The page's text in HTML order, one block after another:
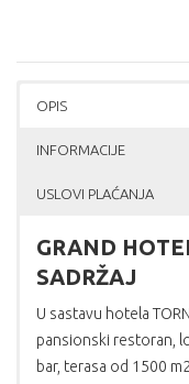
OPIS
INFORMACIJE
USLOVI PLAĆANJA
GRAND
SADRŽAJ
U sastavu hotela
pansionski restoran,
bar, terasa od 1500